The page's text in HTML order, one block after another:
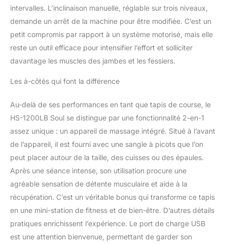
intervalles. L’inclinaison manuelle, réglable sur trois niveaux,
demande un arrêt de la machine pour être modifiée. C’est un
petit compromis par rapport à un système motorisé, mais elle
reste un outil efficace pour intensifier l’effort et solliciter
davantage les muscles des jambes et les fessiers.
Les à-côtés qui font la différence
Au-delà de ses performances en tant que tapis de course, le
HS-1200LB Soul se distingue par une fonctionnalité 2-en-1
assez unique : un appareil de massage intégré. Situé à l’avant
de l’appareil, il est fourni avec une sangle à picots que l’on
peut placer autour de la taille, des cuisses ou des épaules.
Après une séance intense, son utilisation procure une
agréable sensation de détente musculaire et aide à la
récupération. C’est un véritable bonus qui transforme ce tapis
en une mini-station de fitness et de bien-être. D’autres détails
pratiques enrichissent l’expérience. Le port de charge USB
est une attention bienvenue, permettant de garder son